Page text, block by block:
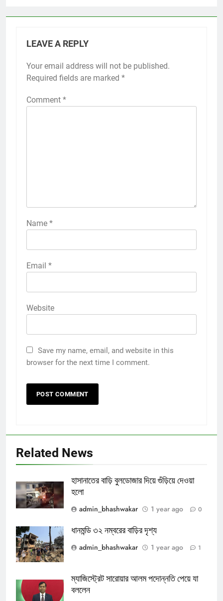
LEAVE A REPLY
Your email address will not be published.
Required fields are marked *
Comment *
Name *
Email *
Website
Save my name, email, and website in this
browser for the next time I comment.
Related News
হাসানাতের বাড়ি বুলডোজার দিয়ে গুঁড়িয়ে দেওয়া
হলো
admin_bhashwakar
1 year ago 0
ধানমন্ডি ৩২ নম্বরের বাড়ির দৃশ্য
admin_bhashwakar
1 year ago 1
ম্যাজিস্ট্রেট সারোয়ার আলম পদোন্নতি পেয়ে যা
বললেন